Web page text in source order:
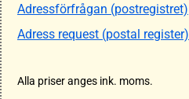
Adressförfrågan (postregistret)
Adress request (postal register)
Alla priser anges ink. moms.